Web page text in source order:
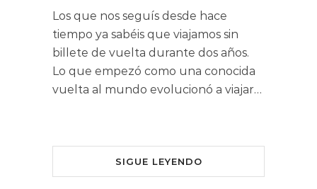
Los que nos seguís desde hace
tiempo ya sabéis que viajamos sin
billete de vuelta durante dos años.
Lo que empezó como una conocida
vuelta al mundo evolucionó a viajar…
SIGUE LEYENDO